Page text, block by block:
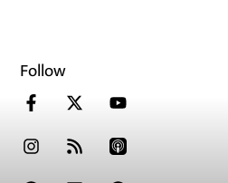
Follow